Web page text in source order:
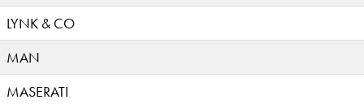
LYNK & CO
MAN
MASERATI